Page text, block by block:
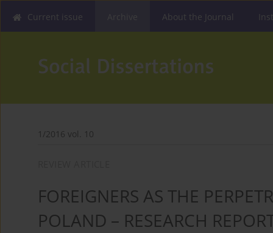
Current issue About the Journal
1/2016 vol. 10
FOREIGNERS AS THE
POLAND – RESEARCH